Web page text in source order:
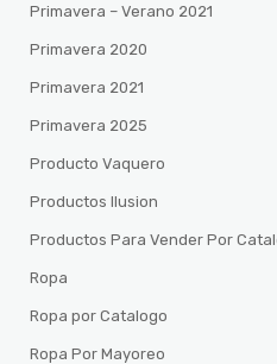
Primavera – Verano 2021
Primavera 2020
Primavera 2021
Primavera 2025
Producto Vaquero
Productos Ilusion
Productos Para Vender Por
Ropa
Ropa por Catalogo
Ropa Por Mayoreo